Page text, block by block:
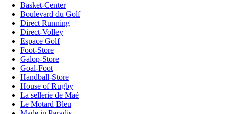
Basket-Center
Boulevard du Golf
Direct Running
Direct-Volley
Espace Golf
Foot-Store
Galop-Store
Goal-Foot
Handball-Store
House of Rugby
La sellerie de Maé
Le Motard Bleu